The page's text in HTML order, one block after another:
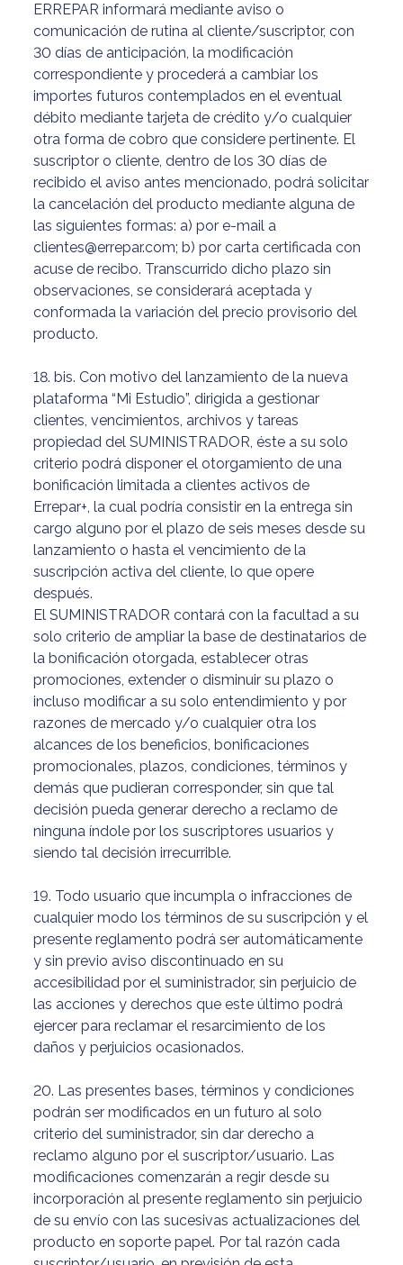
ERREPAR informará mediante aviso o
comunicación de rutina al cliente/suscriptor, con
30 días de anticipación, la modificación
correspondiente y procederá a cambiar los
importes futuros contemplados en el eventual
débito mediante tarjeta de crédito y/o cualquier
otra forma de cobro que considere pertinente. El
suscriptor o cliente, dentro de los 30 días de
recibido el aviso antes mencionado, podrá solicitar
la cancelación del producto mediante alguna de
las siguientes formas: a) por e-mail a
clientes@errepar.com; b) por carta certificada con
acuse de recibo. Transcurrido dicho plazo sin
observaciones, se considerará aceptada y
conformada la variación del precio provisorio del
producto.
18. bis. Con motivo del lanzamiento de la nueva
plataforma “Mi Estudio”, dirigida a gestionar
clientes, vencimientos, archivos y tareas
propiedad del SUMINISTRADOR, éste a su solo
criterio podrá disponer el otorgamiento de una
bonificación limitada a clientes activos de
Errepar+, la cual podría consistir en la entrega sin
cargo alguno por el plazo de seis meses desde su
lanzamiento o hasta el vencimiento de la
suscripción activa del cliente, lo que opere
después.
El SUMINISTRADOR contará con la facultad a su
solo criterio de ampliar la base de destinatarios de
la bonificación otorgada, establecer otras
promociones, extender o disminuir su plazo o
incluso modificar a su solo entendimiento y por
razones de mercado y/o cualquier otra los
alcances de los beneficios, bonificaciones
promocionales, plazos, condiciones, términos y
demás que pudieran corresponder, sin que tal
decisión pueda generar derecho a reclamo de
ninguna índole por los suscriptores usuarios y
siendo tal decisión irrecurrible.
19. Todo usuario que incumpla o infracciones de
cualquier modo los términos de su suscripción y el
presente reglamento podrá ser automáticamente
y sin previo aviso discontinuado en su
accesibilidad por el suministrador, sin perjuicio de
las acciones y derechos que este último podrá
ejercer para reclamar el resarcimiento de los
daños y perjuicios ocasionados.
20. Las presentes bases, términos y condiciones
podrán ser modificados en un futuro al solo
criterio del suministrador, sin dar derecho a
reclamo alguno por el suscriptor/usuario. Las
modificaciones comenzarán a regir desde su
incorporación al presente reglamento sin perjuicio
de su envío con las sucesivas actualizaciones del
producto en soporte papel. Por tal razón cada